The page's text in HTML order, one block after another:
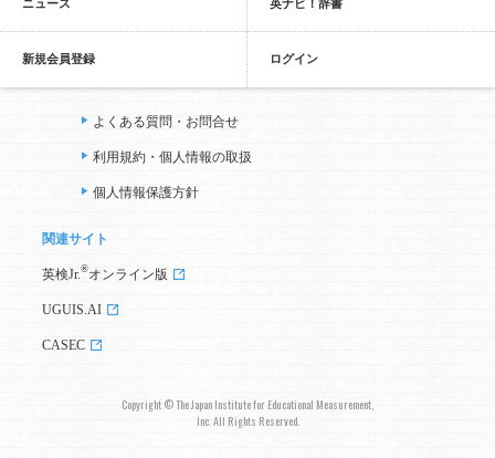
ニュース 英ナビ！辞書
新規会員登録 ログイン
よくある質問・お問合せ
利用規約・個人情報の取扱
個人情報保護方針
関連サイト
英検Jr. ®オンライン版
UGUIS.AI
CASEC
Copyright © The Japan Institute for Educational Measurement,
Inc. All Rights Reserved.